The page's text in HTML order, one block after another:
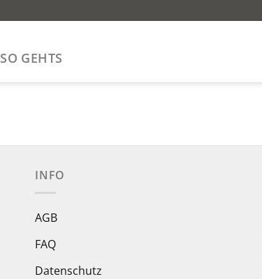
SO GEHTS
INFO
AGB
FAQ
Datenschutz